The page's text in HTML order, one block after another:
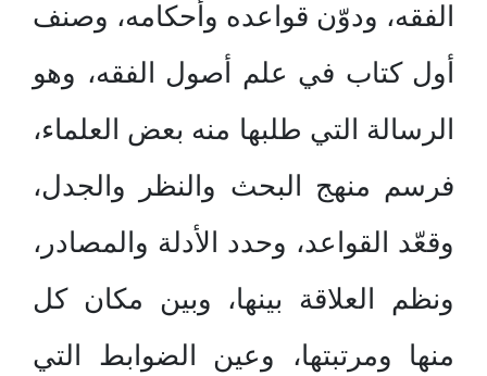
الفقه، ودوّن قواعده وأحكامه، وصنف
أول كتاب في علم أصول الفقه، وهو
الرسالة التي طلبها منه بعض العلماء،
فرسم منهج البحث والنظر والجدل،
وقعّد القواعد، وحدد الأدلة والمصادر،
ونظم العلاقة بينها، وبين مكان كل
منها ومرتبتها، وعين الضوابط التي